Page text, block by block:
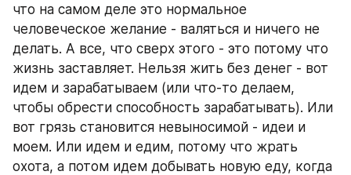
что на самом деле это нормальное
человеческое желание - валяться и ничего не
делать. А все, что сверх этого - это потому что
жизнь заставляет. Нельзя жить без денег - вот
идем и зарабатываем (или что-то делаем,
чтобы обрести способность зарабатывать). Или
вот грязь становится невыносимой - идеи и
моем. Или идем и едим, потому что жрать
охота, а потом идем добывать новую еду, когда